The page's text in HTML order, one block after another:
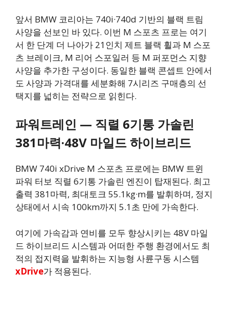
앞서 BMW 코리아는 740i·740d 기반의 블랙 트림
사양을 선보인 바 있다. 이번 M 스포츠 프로는 여기
서 한 단계 더 나아가 21인치 제트 블랙 휠과 M 스포
츠 브레이크, M 리어 스포일러 등 M 퍼포먼스 지향
사양을 추가한 구성이다. 동일한 블랙 콘셉트 안에서
도 사양과 가격대를 세분화해 7시리즈 구매층의 선
택지를 넓히는 전략으로 읽힌다.
파워트레인 — 직렬 6기통 가솔린
381마력·48V 마일드 하이브리드
BMW 740i xDrive M 스포츠 프로에는 BMW 트윈
파워 터보 직렬 6기통 가솔린 엔진이 탑재된다. 최고
출력 381마력, 최대토크 55.1kg·m를 발휘하며, 정지
상태에서 시속 100km까지 5.1초 만에 가속한다.
여기에 가속감과 연비를 모두 향상시키는 48V 마일
드 하이브리드 시스템과 어떠한 주행 환경에서도 최
적의 접지력을 발휘하는 지능형 사륜구동 시스템
xDrive가 적용된다.